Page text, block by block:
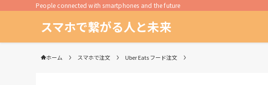
People connected with smartphones and the future
スマホで繋がる人と未来
ホーム スマホで注文 Uber Eats フード注文